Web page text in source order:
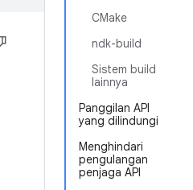
CMake
ndk-build
Sistem build
lainnya
Panggilan API
yang dilindungi
Menghindari
pengulangan
penjaga API